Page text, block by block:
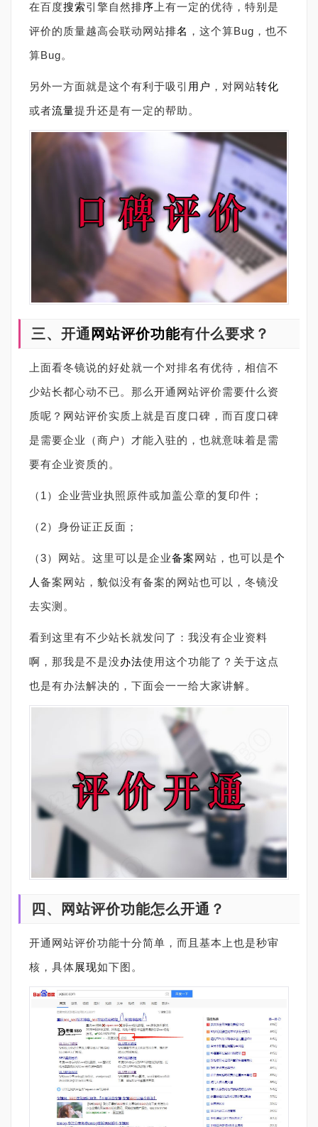
在百度搜索引擎自然排序 上有一定的优待，特别是
评价的质量越高会联动网站排名 ，这个算Bug ，也不
算Bug。
另外一方面就是这个有利于吸引 用户 ，对网站转化
或者流量提升还是有一定的帮助。
三、开通 网站评价功能有什么要求？
上面看冬镜说的好处就一个对排名有优待，相信不
少站长都心动不已。那么开通网站评价需要什么资
质呢？网站评价实质上就是百度口碑，而百度口碑
是需要企业（商户）才能入驻的，也就意味着是需
要有企业资质的。
（ 1 ）企业营业执照原件或加盖公章的复印件；
（ 2）身份证正反面；
（3）网站。这里可以是企业备案网站，也可以是个
人 备案网站，貌似没有备案的网站也可以，冬镜没
去实测。
看到这里有不少站长就发问了：我没有企业资料
啊，那我是不是没办法使用这个功能了？关于这点
也是有办法解决的，下面会一一给大家讲解。
四、网站评价功能怎么开通？
开通网站评价功能十分简单，而且基本上也是秒审
核，具体展现如下图。